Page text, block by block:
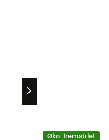
Øko-fremstillet